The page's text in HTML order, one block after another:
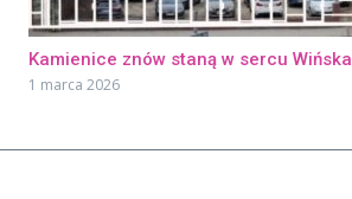
Kamienice znów staną w sercu Wińska
1 marca 2026